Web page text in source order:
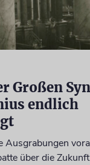
Großen
endlich
Ausgrabungen
über die